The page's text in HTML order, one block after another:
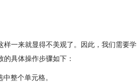
样一来就显得不美观了。因此，我们需要学
具体操作步骤如下：
整个单元格。